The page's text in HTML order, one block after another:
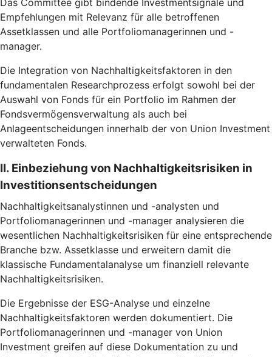
Das Committee gibt bindende Investmentsignale und
Empfehlungen mit Relevanz für alle betroffenen
Assetklassen und alle Portfoliomanagerinnen und -
manager.
Die Integration von Nachhaltigkeitsfaktoren in den
fundamentalen Researchprozess erfolgt sowohl bei der
Auswahl von Fonds für ein Portfolio im Rahmen der
Fondsvermögensverwaltung als auch bei
Anlageentscheidungen innerhalb der von Union Investment
verwalteten Fonds.
II. Einbeziehung von Nachhaltigkeitsrisiken in
Investitionsentscheidungen
Nachhaltigkeitsanalystinnen und -analysten und
Portfoliomanagerinnen und -manager analysieren die
wesentlichen Nachhaltigkeitsrisiken für eine entsprechende
Branche bzw. Assetklasse und erweitern damit die
klassische Fundamentalanalyse um finanziell relevante
Nachhaltigkeitsrisiken.
Die Ergebnisse der ESG-Analyse und einzelne
Nachhaltigkeitsfaktoren werden dokumentiert. Die
Portfoliomanagerinnen und -manager von Union
Investment greifen auf diese Dokumentation zu und